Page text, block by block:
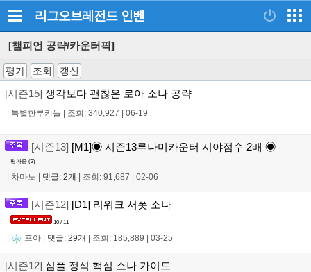
리그오브레전드 인벤
[챔피언 공략/카운터픽]
평가 조회 갱신
[시즌15] 생각보다 괜찮은 로아 소나 공략
특별한루키들 조회: 340,927 06-19
[시즌13] [M1]◉ 시즌13루나미카운터 시야점수 2배 ◉
평가중 (2)
차마노 댓글: 2개 조회: 91,687 02-06
[시즌12] [D1] 리워크 서폿 소나
10 / 11
| 프아 | 댓글: 29개 | 조회: 185,889 | 03-25
[시즌12] 심플 정석 핵심 소나 가이드